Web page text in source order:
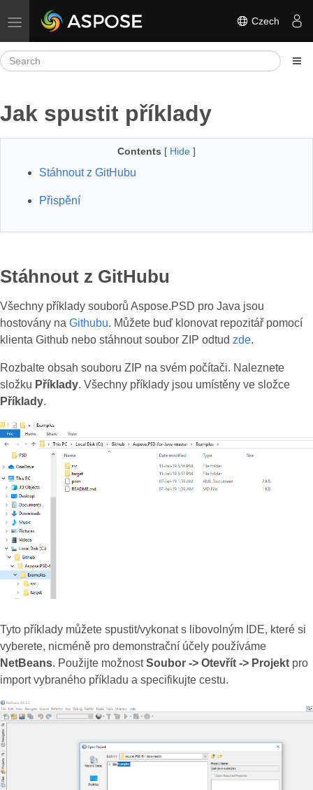
Toggle navigation Czech
Jak spustit příklady
Contents [ Hide ]
Stáhnout z GitHubu
Přispění
Stáhnout z GitHubu
Všechny příklady souborů Aspose.PSD pro Java jsou
hostovány na Githubu. Můžete buď klonovat repozitář pomocí
klienta Github nebo stáhnout soubor ZIP odtud zde.
Rozbalte obsah souboru ZIP na svém počítači. Naleznete
složku Příklady. Všechny příklady jsou umístěny ve složce
Příklady.
Tyto příklady můžete spustit/vykonat s libovolným IDE, které si
vyberete, nicméně pro demonstrační účely používáme
NetBeans. Použijte možnostSoubor -> Otevřít -> Projekt pro
import vybraného příkladu a specifikujte cestu.